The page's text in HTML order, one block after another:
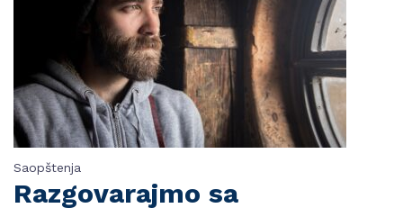
Saopštenja
Razgovarajmo sa